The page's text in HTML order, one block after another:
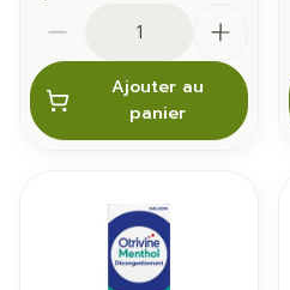
Ajouter au
panier